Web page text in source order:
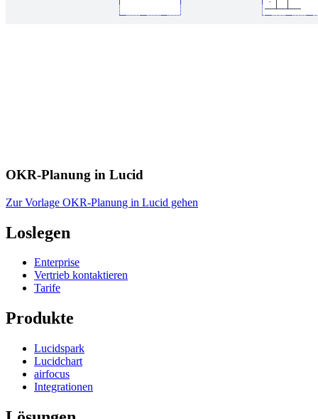
OKR-Planung in Lucid
Zur Vorlage OKR-Planung in Lucid gehen
Loslegen
Enterprise
Vertrieb kontaktieren
Tarife
Produkte
Lucidspark
Lucidchart
airfocus
Integrationen